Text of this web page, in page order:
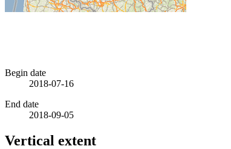
Begin date
2018-07-16
End date
2018-09-05
Vertical extent